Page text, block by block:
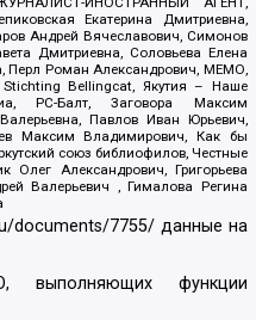
Екатерина Дмитриевна,
Андрей Вячеславович, Симонов
Дмитриевна, Соловьева Елена
Перл Роман Александрович, МЕМО,
Bellingcat, Якутия – Наше
РС-Балт, Заговора Максим
Павлов Иван Юрьевич,
Максим Владимирович, Как бы
союз библиофилов, Честные
Олег Александрович, Григорьева
Валерьевич , Гималова Регина
documents/7755/ данные на
выполняющих функции